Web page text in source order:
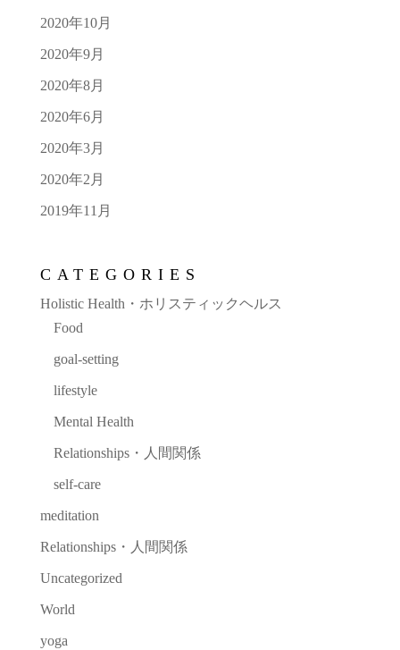
2020年10月
2020年9月
2020年8月
2020年6月
2020年3月
2020年2月
2019年11月
CATEGORIES
Holistic Health・ホリスティックヘルス
Food
goal-setting
lifestyle
Mental Health
Relationships・人間関係
self-care
meditation
Relationships・人間関係
Uncategorized
World
yoga